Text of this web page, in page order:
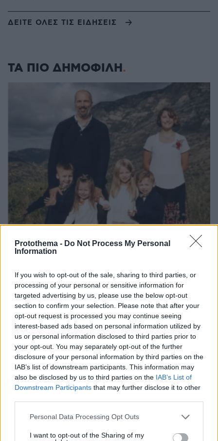
Protothema - Do Not Process My Personal
Information
If you wish to opt-out of the sale, sharing to third parties, or
processing of your personal or sensitive information for
targeted advertising by us, please use the below opt-out
section to confirm your selection. Please note that after your
opt-out request is processed you may continue seeing
interest-based ads based on personal information utilized by
us or personal information disclosed to third parties prior to
your opt-out. You may separately opt-out of the further
disclosure of your personal information by third parties on the
IAB’s list of downstream participants. This information may
also be disclosed by us to third parties on the IAB’s List of
Downstream Participants that may further disclose it to other
Please note that this website/app uses one or more Google
not limited to your visit or usage behaviour. You may click to
Personal Data Processing Opt Outs
I want to opt-out of the Sharing of my
ΔΕΙΤΕ ΟΛΕΣ ΤΙΣ ΕΙΔΗΣΕΙΣ
ΤΑ ΠΙΟ ΔΗΜΟΦΙΛΗ
«Τα παιδιά έχουν μια μικρή ίωση»: Το τελευταίο
μήνυμα της μητέρας στον πρώην σύζυγό της πριν
δολοφονήσει τα τέσσερα παιδιά τους
06.08.2026, 04:44